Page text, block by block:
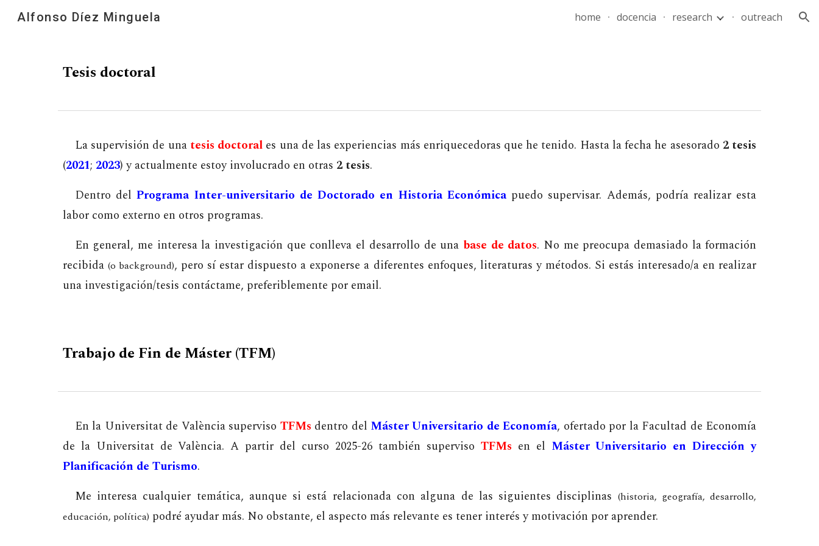
Alfonso Díez Minguela home docencia research outreach
Tesis doctoral
La supervisión de unatesis doctoral es una de las experiencias más enriquecedoras que he tenido. Hasta la fecha he asesorado 2 tesis
(2021; 2023) y actualmente estoy involucrado en otras 2 tesis.
Dentro delPrograma Inter-universitario de Doctorado en Historia Económica puedo supervisar. Además, podría realizar esta
labor como externo en otros programas.
En general, me interesa la investigación que conlleva el desarrollo de una base de datos. No me preocupa demasiado la formación
recibida (o background), pero sí estar dispuesto a exponerse a diferentes enfoques, literaturas y métodos. Si estás interesado/a en realizar
una investigación/tesis contáctame, preferiblemente por email.
Trabajo de Fin de Máster (TFM)
En la Universitat de València superviso TFMs dentro del Máster Universitario de Economía, ofertado por la Facultad de Economía
de la Universitat de València. A partir del curso 2025-26 también superviso TFMs en el Máster Universitario en Dirección y
Planificación de Turismo.
Me interesa cualquier temática, aunque si está relacionada con alguna de las siguientes disciplinas (historia, geografía, desarrollo,
educación, política) podré ayudar más. No obstante, el aspecto más relevante es tener interés y motivación por aprender.